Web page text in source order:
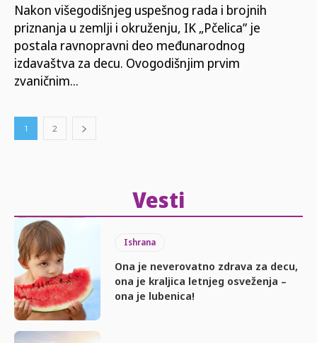
Nakon višegodišnjeg uspešnog rada i brojnih
priznanja u zemlji i okruženju, IK „Pčelicaˮ je
postala ravnopravni deo međunarodnog
izdavaštva za decu. Ovogodišnjim prvim
zvaničnim...
1 2
Vesti
Ishrana
Ona je neverovatno zdrava za decu,
ona je kraljica letnjeg osveženja –
ona je lubenica!